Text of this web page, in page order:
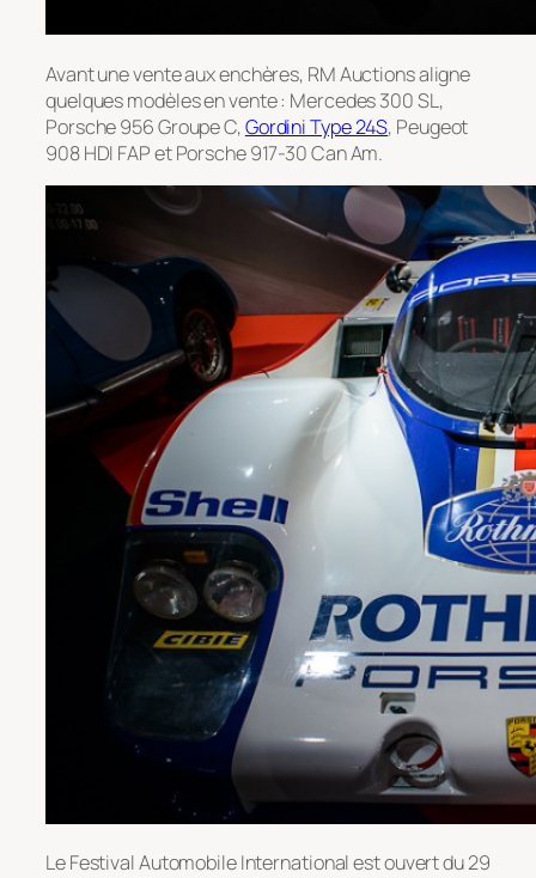
Avant une vente aux enchères, RM Auctions aligne
quelques modèles en vente : Mercedes 300 SL,
Porsche 956 Groupe C,Gordini Type 24S, Peugeot
908 HDI FAP et Porsche 917-30 Can Am.
Le Festival Automobile International est ouvert du 29